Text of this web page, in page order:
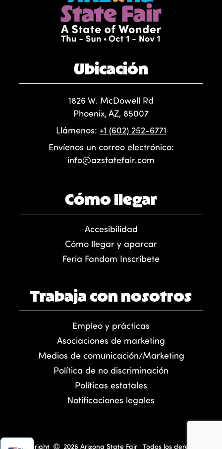
Ubicación
1826 W. McDowell Rd
Phoenix, AZ, 85007
Llámenos: +1 (602) 252-6771
Envíenos un correo electrónico:
info@azstatefair.com
Cómo llegar
Accesibilidad
Cómo llegar y aparcar
Feria Fandom Inscríbete
Trabaja con nosotros
Empleo y prácticas
Asociaciones de marketing
Medios de comunicación/Marketing
Política de no discriminación
Políticas estatales
Notificaciones legales
Copyright 2026 Arizona State Fair | Todos los derechos